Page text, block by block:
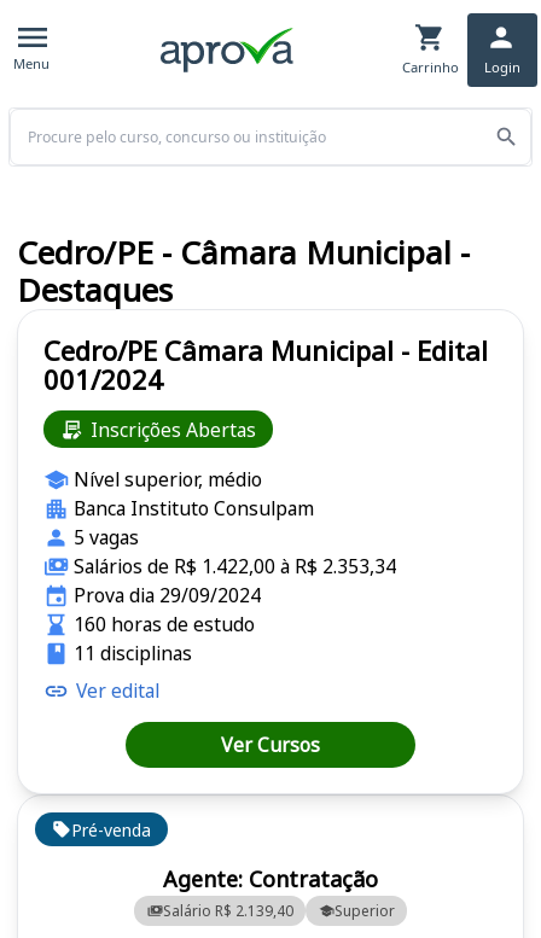
Menu Carrinho Login
Buscar
Pré-venda
Agente: Contratação
Salário R$ 2.139,40 Superior
Cedro/PE Câmara Municipal - Edital
001/2024
Inscrições Abertas
Nível superior, médio
Banca Instituto Consulpam
5 vagas
Salários de R$ 1.422,00 à R$ 2.353,34
Prova dia 29/09/2024
160 horas de estudo
11 disciplinas
Ver edital
Ver Cursos
Cedro/PE - Câmara Municipal -
Destaques